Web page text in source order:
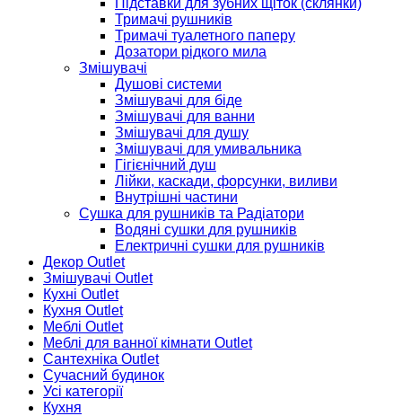
Підставки для зубних щіток (склянки)
Тримачі рушників
Тримачі туалетного паперу
Дозатори рідкого мила
Змішувачі
Душові системи
Змішувачі для біде
Змішувачі для ванни
Змішувачі для душу
Змішувачі для умивальника
Гігієнічний душ
Лійки, каскади, форсунки, виливи
Внутрішні частини
Сушка для рушників та Радіатори
Водяні сушки для рушників
Електричні сушки для рушників
Декор Outlet
Змішувачі Outlet
Кухні Outlet
Кухня Outlet
Меблі Outlet
Меблі для ванної кімнати Outlet
Сантехніка Outlet
Сучасний будинок
Усі категорії
Кухня